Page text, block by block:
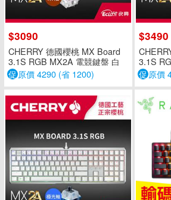
$3090
CHERRY 德國櫻桃 MX Board
3.1S RGB MX2A 電競鍵盤 白
茶軸 中文
促原價 4290 (省 1200)
$3490
3.1S
花蜜軸
促原價